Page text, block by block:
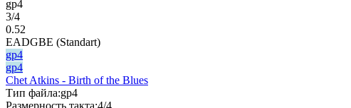
gp4
3/4
0.52
EADGBE (Standart)
gp4
gp4
Chet Atkins - Birth of the Blues
Тип файла:gp4
Размерность такта:4/4